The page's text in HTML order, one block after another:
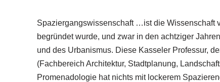
Spaziergangswissenschaft …ist die Wissenschaft
begründet wurde, und zwar in den achtziger
und des Urbanismus. Diese Kasseler Professur,
(Fachbereich Architektur, Stadtplanung,
Promenadologie hat nichts mit lockerem